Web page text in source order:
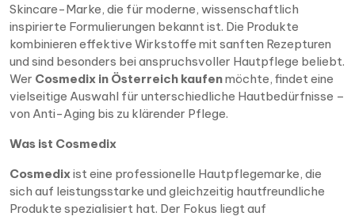
Skincare-Marke, die für moderne, wissenschaftlich
inspirierte Formulierungen bekannt ist. Die Produkte
kombinieren effektive Wirkstoffe mit sanften Rezepturen
und sind besonders bei anspruchsvoller Hautpflege beliebt.
Wer Cosmedix in Österreich kaufenmöchte, findet eine
vielseitige Auswahl für unterschiedliche Hautbedürfnisse –
von Anti-Aging bis zu klärender Pflege.
Was ist Cosmedix
Cosmedixist eine professionelle Hautpflegemarke, die
sich auf leistungsstarke und gleichzeitig hautfreundliche
Produkte spezialisiert hat. Der Fokus liegt auf